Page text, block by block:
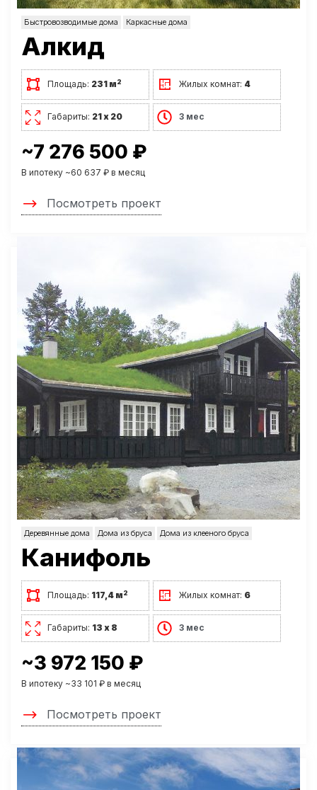
Быстровозводимые дома Каркасные дома
Алкид
Площадь: 231 м2 Жилых комнат: 4
Габариты: 21 х 20 3 мес
~7 276 500 ₽
В ипотеку ~60 637 ₽ в месяц
Посмотреть проект
Деревянные дома Дома из бруса Дома из клееного бруса
Канифоль
Площадь: 117,4 м2 Жилых комнат: 6
Габариты: 13 х 8 3 мес
~3 972 150 ₽
В ипотеку ~33 101 ₽ в месяц
Посмотреть проект